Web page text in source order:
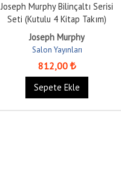
Joseph Murphy Bilinçaltı Serisi
Seti (Kutulu 4 Kitap Takım)
Joseph Murphy
Salon Yayınları
812,00
Sepete Ekle